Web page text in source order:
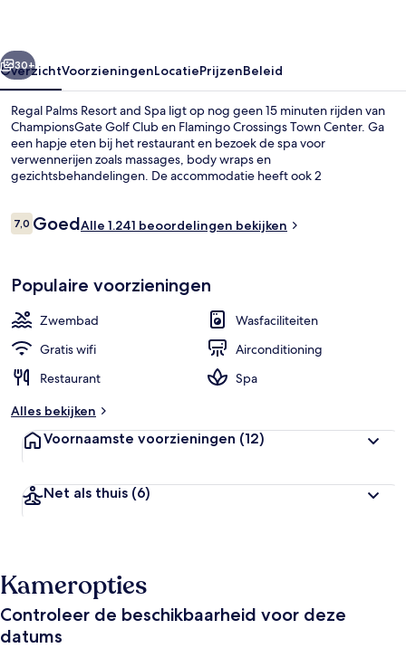
Volgende
30+
OverzichtVoorzieningenLocatiePrijzenBeleid
Regal Palms Resort and Spa ligt op nog geen 15 minuten rijden van
ChampionsGate Golf Club en Flamingo Crossings Town Center. Ga
een hapje eten bij het restaurant en bezoek de spa voor
verwennerijen zoals massages, body wraps en
gezichtsbehandelingen. De accommodatie heeft ook 2
Beoordelingen
7,07,0 op 10 –
GoedAlle 1.241 beoordelingen bekijken
Populaire voorzieningen
Zwembad
Wasfaciliteiten
Gratis wifi
Airconditioning
Restaurant
Spa
Alles bekijken
Voornaamste voorzieningen (12)
Net als thuis (6)
Kameropties
Controleer de beschikbaarheid voor deze
datums